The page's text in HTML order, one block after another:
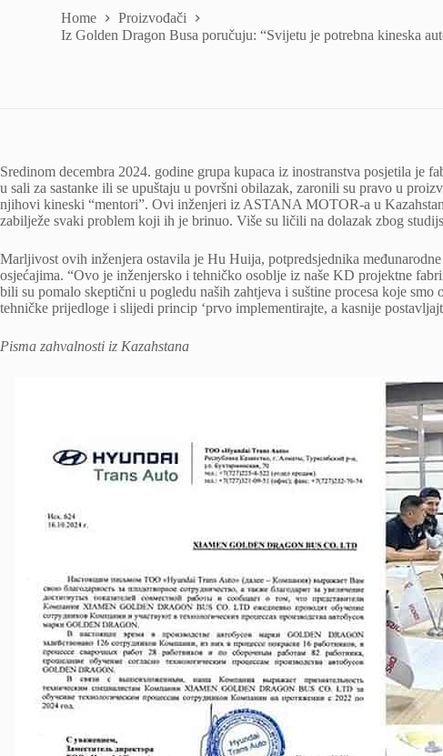
Home
Proizvođači
Iz Golden Dragon Busa poručuju: “Svijetu je potrebna kineska
Sredinom decembra 2024. godine grupa kupaca iz inostranstva posjetila je
u sali za sastanke ili se upuštaju u površni obilazak, zaronili su pravo u
njihovi kineski “mentori”. Ovi inženjeri iz ASTANA MOTOR-a u
zabilježe svaki problem koji ih je brinuo. Više su ličili na dolazak zbog
Marljivost ovih inženjera ostavila je Hu Huija, potpredsjednika
osjećajima. “Ovo je inženjersko i tehničko osoblje iz naše KD projektne
bili su pomalo skeptični u pogledu naših zahtjeva i suštine procesa koje smo
tehničke prijedloge i slijedi princip ‘prvo implementirajte, a kasnije
Pisma zahvalnosti iz Kazahstana